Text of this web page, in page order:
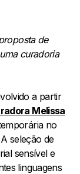
de
curadoria
a partir
Melissa
no
seleção de
sensível e
linguagens